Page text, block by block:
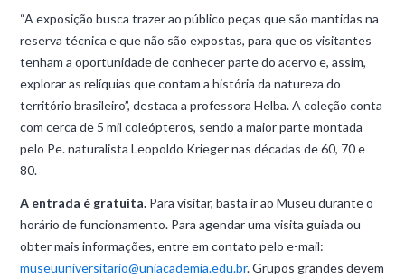
“A exposição busca trazer ao público peças que são mantidas na
reserva técnica e que não são expostas, para que os visitantes
tenham a oportunidade de conhecer parte do acervo e, assim,
explorar as relíquias que contam a história da natureza do
território brasileiro”, destaca a professora Helba. A coleção conta
com cerca de 5 mil coleópteros, sendo a maior parte montada
pelo Pe. naturalista Leopoldo Krieger nas décadas de 60, 70 e
80.
A entrada é gratuita. Para visitar, basta ir ao Museu durante o
horário de funcionamento. Para agendar uma visita guiada ou
obter mais informações, entre em contato pelo e-mail:
museuuniversitario@uniacademia.edu.br. Grupos grandes devem